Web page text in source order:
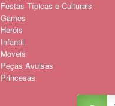
Festas Típicas e Culturais
Games
Heróis
Infantil
Moveis
Peças Avulsas
Princesas